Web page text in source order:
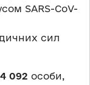
SARS-CoV-
сил
092 особи,